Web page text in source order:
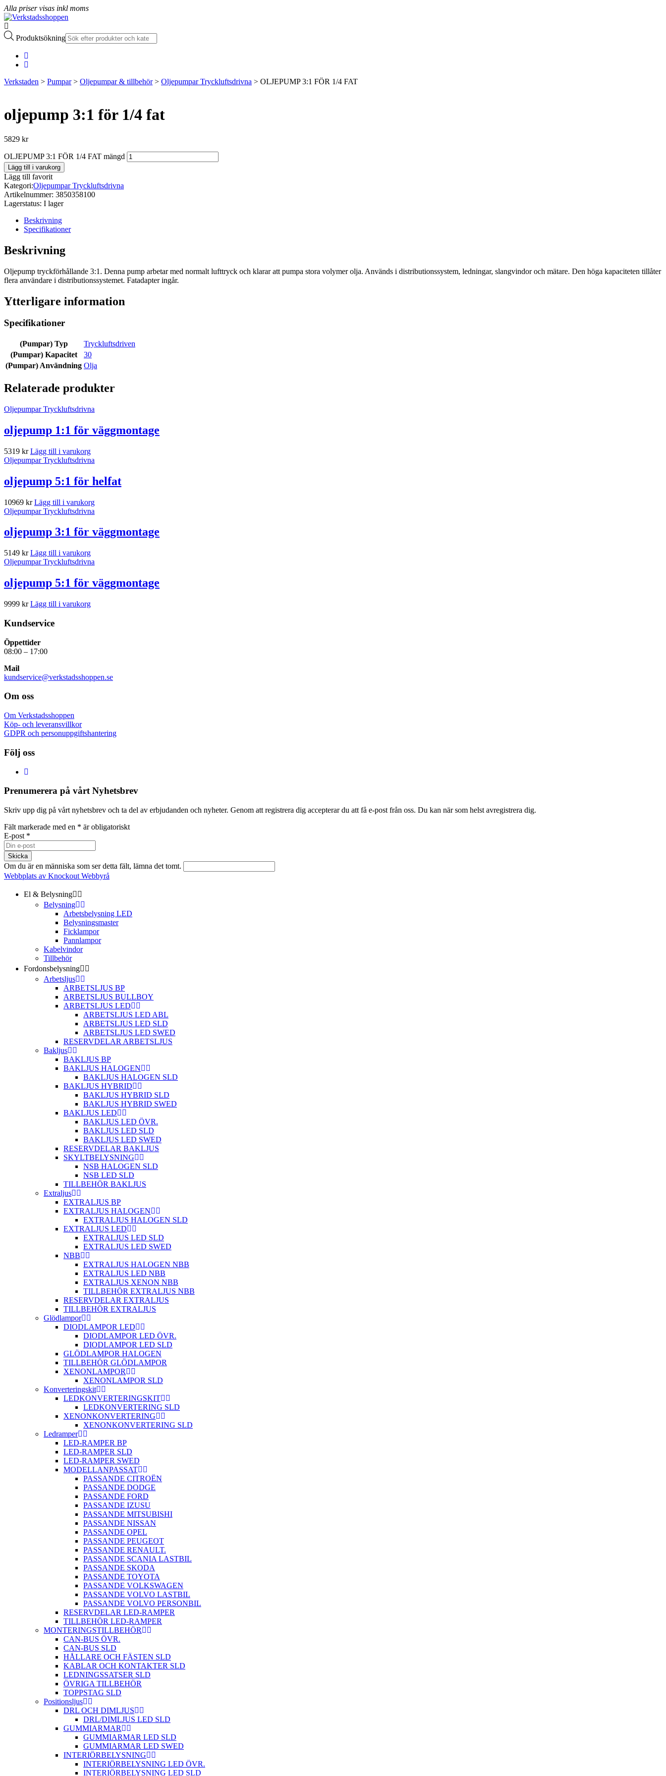
Alla priser visas inkl moms
Produktsökning
Verkstaden > Pumpar> Oljepumpar & tillbehör> Oljepumpar Tryckluftsdrivna > OLJEPUMP 3:1 FÖR 1/4 FAT
oljepump 3:1 för 1/4 fat
5829 kr
OLJEPUMP 3:1 FÖR 1/4 FAT mängd
Lägg till i varukorg
Lägg till favorit
Kategori:Oljepumpar Tryckluftsdrivna
Artikelnummer: 3850358100
Lagerstatus: I lager
Beskrivning
Specifikationer
Beskrivning
Oljepump tryckförhållande 3:1. Denna pump arbetar med normalt lufttryck och klarar att pumpa stora volymer olja. Används i distributionssystem, ledningar, slangvindor och mätare. Den höga kapaciteten tillåter
flera användare i distributionssystemet. Fatadapter ingår.
Ytterligare information
Specifikationer
(Pumpar) Typ
Tryckluftsdriven
(Pumpar) Kapacitet
30
(Pumpar) Användning Olja
Relaterade produkter
Oljepumpar Tryckluftsdrivna
oljepump 1:1 för väggmontage
5319 kr Lägg till i varukorg
Oljepumpar Tryckluftsdrivna
oljepump 5:1 för helfat
10969 kr Lägg till i varukorg
Oljepumpar Tryckluftsdrivna
oljepump 3:1 för väggmontage
5149 kr Lägg till i varukorg
Oljepumpar Tryckluftsdrivna
oljepump 5:1 för väggmontage
9999 kr Lägg till i varukorg
Kundservice
Öppettider
08:00 – 17:00
Mail
kundservice@verkstadsshoppen.se
Om oss
Om Verkstadsshoppen
Köp- och leveransvillkor
GDPR och personuppgiftshantering
Följ oss
Prenumerera på vårt Nyhetsbrev
Skriv upp dig på vårt nyhetsbrev och ta del av erbjudanden och nyheter. Genom att registrera dig accepterar du att få e-post från oss. Du kan när som helst avregistrera dig.
Fält markerade med en * är obligatoriskt
E-post *
Om du är en människa som ser detta fält, lämna det tomt.
Webbplats av Knockout Webbyrå
El & Belysning
Belysning
Arbetsbelysning LED
Belysningsmaster
Ficklampor
Pannlampor
Kabelvindor
Tillbehör
Fordonsbelysning
Arbetsljus
ARBETSLJUS BP
ARBETSLJUS BULLBOY
ARBETSLJUS LED
ARBETSLJUS LED ABL
ARBETSLJUS LED SLD
ARBETSLJUS LED SWED
RESERVDELAR ARBETSLJUS
Bakljus
BAKLJUS BP
BAKLJUS HALOGEN
BAKLJUS HALOGEN SLD
BAKLJUS HYBRID
BAKLJUS HYBRID SLD
BAKLJUS HYBRID SWED
BAKLJUS LED
BAKLJUS LED ÖVR.
BAKLJUS LED SLD
BAKLJUS LED SWED
RESERVDELAR BAKLJUS
SKYLTBELYSNING
NSB HALOGEN SLD
NSB LED SLD
TILLBEHÖR BAKLJUS
Extraljus
EXTRALJUS BP
EXTRALJUS HALOGEN
EXTRALJUS HALOGEN SLD
EXTRALJUS LED
EXTRALJUS LED SLD
EXTRALJUS LED SWED
NBB
EXTRALJUS HALOGEN NBB
EXTRALJUS LED NBB
EXTRALJUS XENON NBB
TILLBEHÖR EXTRALJUS NBB
RESERVDELAR EXTRALJUS
TILLBEHÖR EXTRALJUS
Glödlampor
DIODLAMPOR LED
DIODLAMPOR LED ÖVR.
DIODLAMPOR LED SLD
GLÖDLAMPOR HALOGEN
TILLBEHÖR GLÖDLAMPOR
XENONLAMPOR
XENONLAMPOR SLD
Konverteringskit
LEDKONVERTERINGSKIT
LEDKONVERTERING SLD
XENONKONVERTERING
XENONKONVERTERING SLD
Ledramper
LED-RAMPER BP
LED-RAMPER SLD
LED-RAMPER SWED
MODELLANPASSAT
PASSANDE CITROËN
PASSANDE DODGE
PASSANDE FORD
PASSANDE IZUSU
PASSANDE MITSUBISHI
PASSANDE NISSAN
PASSANDE OPEL
PASSANDE PEUGEOT
PASSANDE RENAULT.
PASSANDE SCANIA LASTBIL
PASSANDE SKODA
PASSANDE TOYOTA
PASSANDE VOLKSWAGEN
PASSANDE VOLVO LASTBIL
PASSANDE VOLVO PERSONBIL
RESERVDELAR LED-RAMPER
TILLBEHÖR LED-RAMPER
MONTERINGSTILLBEHÖR
CAN-BUS ÖVR.
CAN-BUS SLD
HÅLLARE OCH FÄSTEN SLD
KABLAR OCH KONTAKTER SLD
LEDNINGSSATSER SLD
ÖVRIGA TILLBEHÖR
TOPPSTAG SLD
Positionsljus
DRL OCH DIMLJUS
DRL/DIMLJUS LED SLD
GUMMIARMAR
GUMMIARMAR LED SLD
GUMMIARMAR LED SWED
INTERIÖRBELYSNING
INTERIÖRBELYSNING LED ÖVR.
INTERIÖRBELYSNING LED SLD